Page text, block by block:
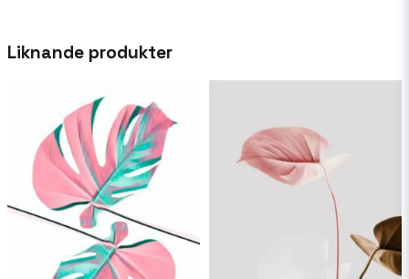
kustlandskap, varje verk återspeglar en resa
genom texturer och former. Med en blandning
av modern estetik och klassiska motiv, min
konst tilltalar dem som söker inspiration i det
vanliga. Upphöj ditt utrymme med en touch av
Pictufys unika vision, där varje konstverk
inbjuder dig att utforska skönhet i det
oväntade.
Liknande produkter